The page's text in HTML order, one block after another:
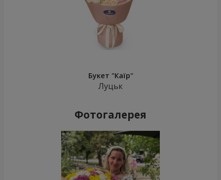
Букет "Каїр"
Луцьк
Фотогалерея